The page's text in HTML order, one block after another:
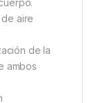
aire
de la
ambos